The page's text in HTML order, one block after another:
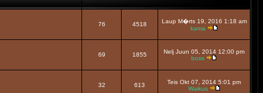
76 4518
Laup M�rts 19, 2016 1:18 am
kama
69 1855
Nelj Juun 05, 2014 12:00 pm
boss
32 613
Teis Okt 07, 2014 5:01 pm
Waikus